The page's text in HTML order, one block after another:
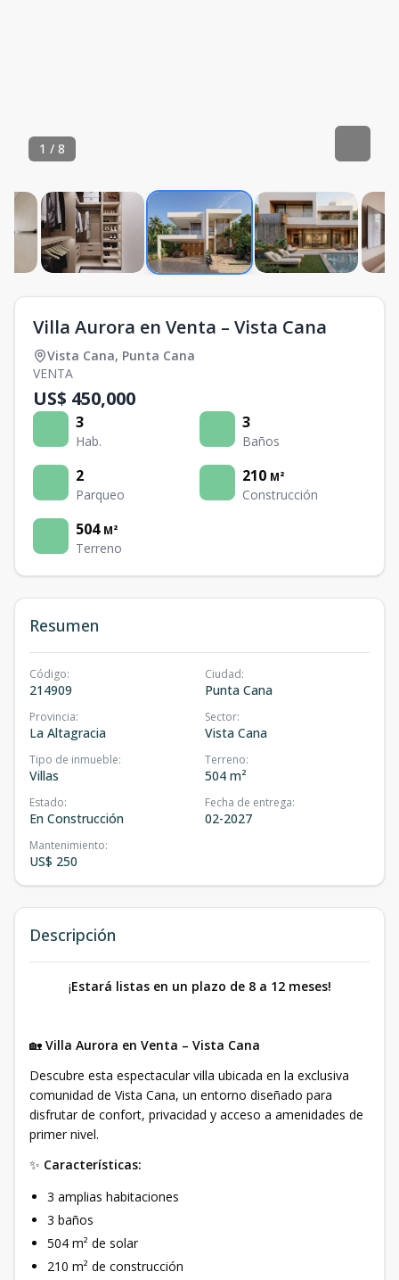
1 / 8
Villa Aurora en Venta – Vista Cana
Vista Cana, Punta Cana
VENTA
US$ 450,000
3
Hab.
3
Baños
2
Parqueo
210 M²
Construcción
504 M²
Terreno
Resumen
Código:
214909
Ciudad:
Punta Cana
Provincia:
La Altagracia
Sector:
Vista Cana
Tipo de inmueble:
Villas
Terreno:
504 m²
Estado:
En Construcción
Fecha de entrega:
02-2027
Mantenimiento:
US$ 250
Descripción
¡Estará listas en un plazo de 8 a 12 meses!
🏡 Villa Aurora en Venta – Vista Cana
Descubre esta espectacular villa ubicada en la exclusiva
comunidad de Vista Cana, un entorno diseñado para
disfrutar de confort, privacidad y acceso a amenidades de
primer nivel.
✨ Características:
3 amplias habitaciones
3 baños
504 m² de solar
210 m² de construcción